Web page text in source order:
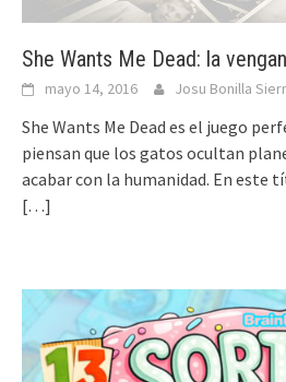
She Wants Me Dead: la
mayo 14, 2016 Josu Bonilla
She Wants Me Dead es el juego
piensan que los gatos ocultan
acabar con la humanidad. En este
[…]